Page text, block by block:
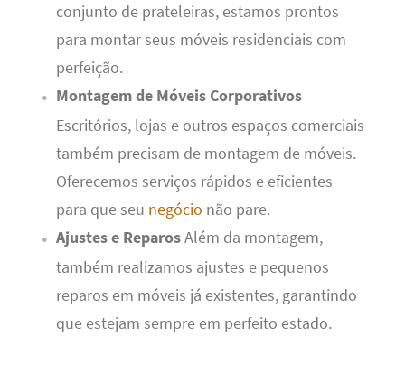
conjunto de prateleiras, estamos prontos
para montar seus móveis residenciais com
perfeição.
Montagem de Móveis Corporativos
Escritórios, lojas e outros espaços comerciais
também precisam de montagem de móveis.
Oferecemos serviços rápidos e eficientes
para que seu negócio não pare.
Ajustes e ReparosAlém da montagem,
também realizamos ajustes e pequenos
reparos em móveis já existentes, garantindo
que estejam sempre em perfeito estado.